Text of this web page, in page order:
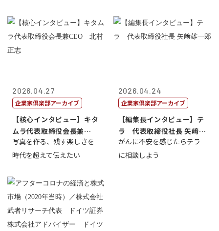
2026.04.27
企業家倶楽部アーカイブ
【核心インタビュー】キタ
ムラ代表取締役会長兼
CEO 北村正志
写真を作る、残す楽しさを
時代を超えて伝えたい
2026.04.24
企業家倶楽部アーカイブ
【編集長インタビュー】テ
ラ 代表取締役社長 矢﨑雄
一郎
がんに不安を感じたらテラ
に相談しよう